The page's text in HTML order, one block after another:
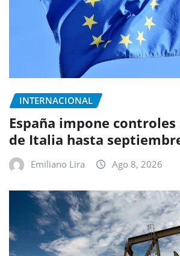
INTERNACIONAL
España impone
de Italia hasta
Emiliano Lira Ago 8, 2026